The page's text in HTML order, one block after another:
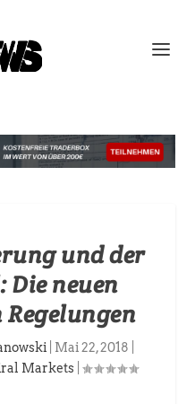
und der
Die neuen
| Mai 22, 2018
Markets|